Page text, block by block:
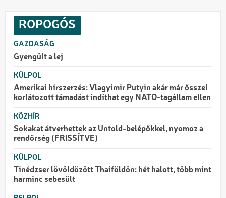
ROPOGÓS
GAZDASÁG
Gyengült a lej
KÜLPOL
Amerikai hírszerzés: Vlagyimir Putyin akár már ősszel
korlátozott támadást indíthat egy NATO-tagállam ellen
KÖZHÍR
Sokakat átverhettek az Untold-belépőkkel, nyomoz a
rendőrség (FRISSÍTVE)
KÜLPOL
Tinédzser lövöldözött Thaiföldön: hét halott, több mint
harminc sebesült